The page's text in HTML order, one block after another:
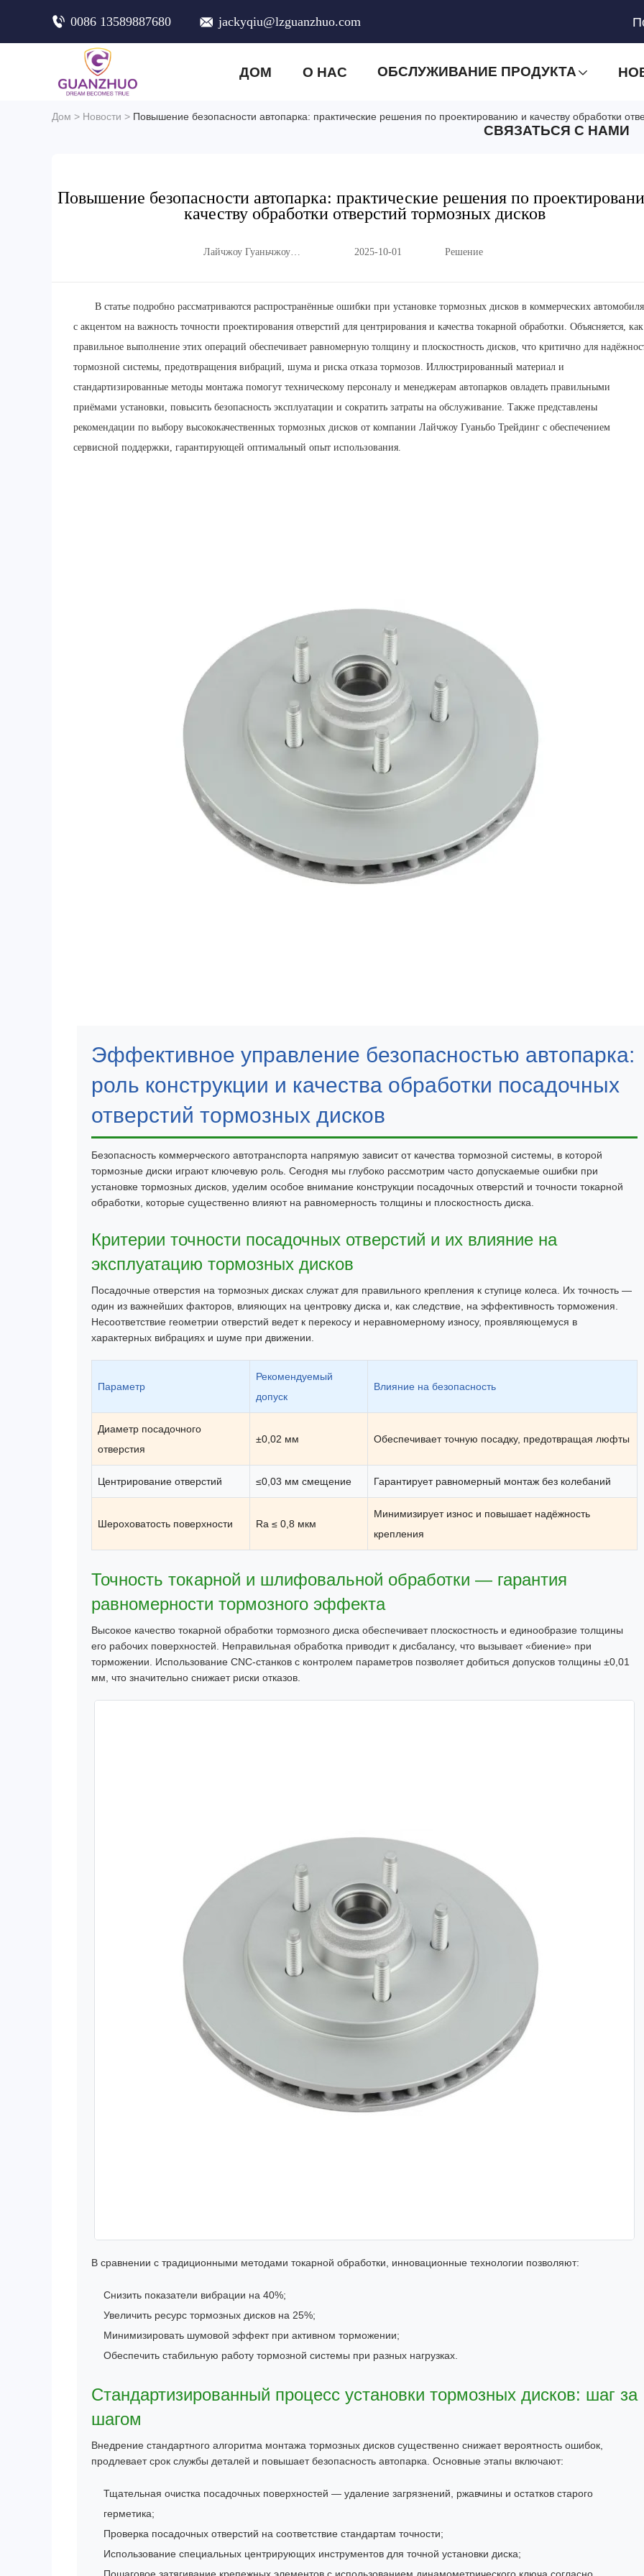
0086 13589887680 jackyqiu@lzguanzhuo.com
ДОМ О НАС ОБСЛУЖИВАНИЕ ПРОДУКТА
СВЯЗАТЬСЯ С НАМИ
Дом > Новости > Повышение безопасности автопарка: практические решения по проектированию и качеству обработки
Повышение безопасности автопарка: практические решения по
качеству обработки отверстий тормозных дисков
Лайчжоу Гуаньчжоу
2025-10-01 Решение
В статье подробно рассматриваются распространённые ошибки при установке тормозных дисков в коммерческих
с акцентом на важность точности проектирования отверстий для центрирования и качества токарной обработки. Объясняется, как
правильное выполнение этих операций обеспечивает равномерную толщину и плоскостность дисков, что критично для
тормозной системы, предотвращения вибраций, шума и риска отказа тормозов. Иллюстрированный материал и
стандартизированные методы монтажа помогут техническому персоналу и менеджерам автопарков овладеть правильными
приёмами установки, повысить безопасность эксплуатации и сократить затраты на обслуживание. Также представлены
рекомендации по выбору высококачественных тормозных дисков от компании Лайчжоу Гуаньбо Трейдинг с обеспечением
сервисной поддержки, гарантирующей оптимальный опыт использования.
Эффективное управление безопасностью автопарка:
роль конструкции и качества обработки посадочных
отверстий тормозных дисков
Безопасность коммерческого автотранспорта напрямую зависит от качества тормозной системы, в которой
тормозные диски играют ключевую роль. Сегодня мы глубоко рассмотрим часто допускаемые ошибки при
установке тормозных дисков, уделим особое внимание конструкции посадочных отверстий и точности токарной
обработки, которые существенно влияют на равномерность толщины и плоскостность диска.
Критерии точности посадочных отверстий и их влияние на
эксплуатацию тормозных дисков
Посадочные отверстия на тормозных дисках служат для правильного крепления к ступице колеса. Их точность —
один из важнейших факторов, влияющих на центровку диска и, как следствие, на эффективность торможения.
Несоответствие геометрии отверстий ведет к перекосу и неравномерному износу, проявляющемуся в
характерных вибрациях и шуме при движении.
Параметр
Рекомендуемый
допуск
Влияние на безопасность
Диаметр посадочного
отверстия
±0,02 мм Обеспечивает точную посадку, предотвращая люфты
Центрирование отверстий ≤0,03 мм смещение Гарантирует равномерный монтаж без колебаний
Шероховатость поверхности Ra ≤ 0,8 мкм
Минимизирует износ и повышает надёжность
крепления
Точность токарной и шлифовальной обработки — гарантия
равномерности тормозного эффекта
Высокое качество токарной обработки тормозного диска обеспечивает плоскостность и единообразие толщины
его рабочих поверхностей. Неправильная обработка приводит к дисбалансу, что вызывает «биение» при
торможении. Использование CNC-станков с контролем параметров позволяет добиться допусков толщины ±0,01
мм, что значительно снижает риски отказов.
В сравнении с традиционными методами токарной обработки, инновационные технологии позволяют:
Снизить показатели вибрации на 40%;
Увеличить ресурс тормозных дисков на 25%;
Минимизировать шумовой эффект при активном торможении;
Обеспечить стабильную работу тормозной системы при разных нагрузках.
Стандартизированный процесс установки тормозных дисков: шаг за
шагом
Внедрение стандартного алгоритма монтажа тормозных дисков существенно снижает вероятность ошибок,
продлевает срок службы деталей и повышает безопасность автопарка. Основные этапы включают:
Тщательная очистка посадочных поверхностей — удаление загрязнений, ржавчины и остатков старого
герметика;
Проверка посадочных отверстий на соответствие стандартам точности;
Использование специальных центрирующих инструментов для точной установки диска;